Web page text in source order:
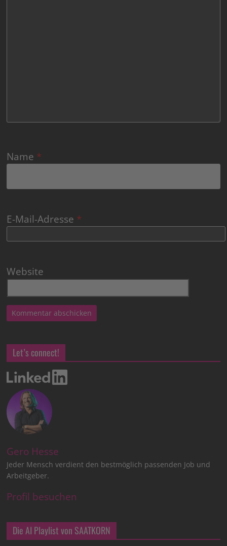
Name *
E-Mail-Adresse *
Website
Let’s connect!
Gero Hesse
Jeder Mensch verdient den bestmöglich passenden Job und
Arbeitgeber.
Profil besuchen
Die AI Playlist von SAATKORN